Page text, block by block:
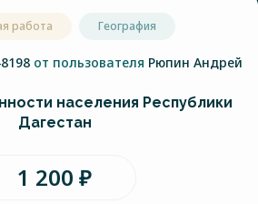
работа География
от пользователя Рюпин Андрей
населения Республики
Дагестан
1 200 ₽